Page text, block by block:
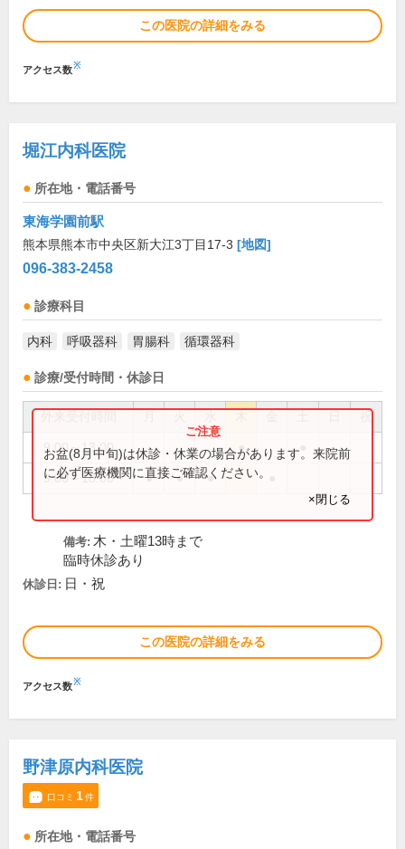
この医院の詳細をみる
アクセス数※
堀江内科医院
所在地・電話番号
東海学園前駅
熊本県熊本市中央区新大江3丁目17-3 [地図]
096-383-2458
診療科目
内科 呼吸器科 胃腸科 循環器科
診療/受付時間・休診日
祝
9:00～13:00 ●
9:00～18:00 ● ● ●
お盆(8月中旬)は休診・休業の場合があります。来院前
に必ず医療機関に直接ご確認ください。
×閉じる
備考: 木・土曜13時まで
臨時休診あり
休診日: 日・祝
この医院の詳細をみる
アクセス数※
野津原内科医院
口コミ 1件
所在地・電話番号